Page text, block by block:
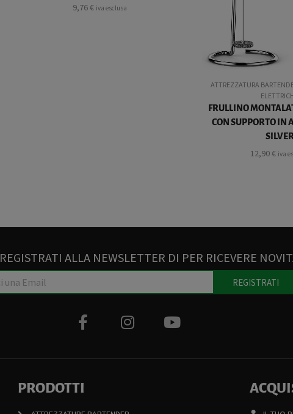
9,76€ iva esclusa
ATTREZZATURA
FRULLINO
CON SUPPORTO IN
12,90€ iva
REGISTRATI ALLA NEWSLETTER DI PER RICEVERE
REGISTRATI
PRODOTTI